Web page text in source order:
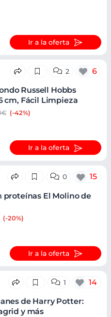
Ir a la oferta
2 6
Russell Hobbs
cm, Fácil Limpieza
(-42%)
Ir a la oferta
0 15
proteínas El Molino de
(-20%)
Ir a la oferta
1 14
de Harry Potter:
y más